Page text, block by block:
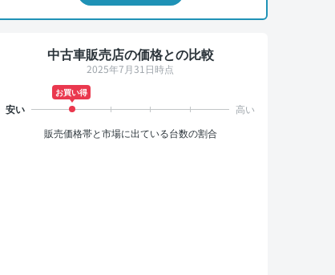
中古車販売店の価格との比較
2025年7月31日時点
お買い得
販売価格帯と市場に出ている台数の割合